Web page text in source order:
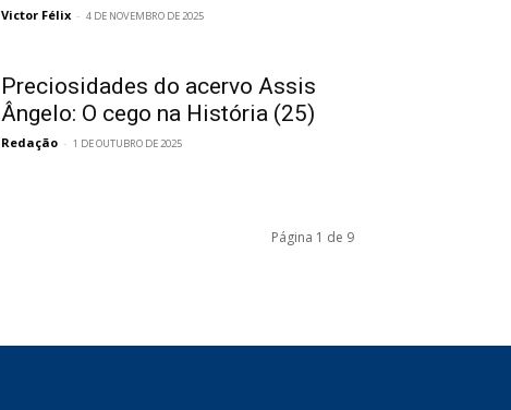
Victor Félix - 4 DE NOVEMBRO DE 2025
Preciosidades do acervo Assis
Ângelo: O cego na História (25)
Redação - 1 DE OUTUBRO DE 2025
Página 1 de 9